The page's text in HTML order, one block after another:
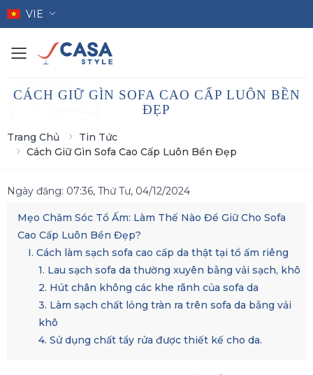
VIE
Toggle mobile menu
CÁCH GIỮ GÌN SOFA CAO CẤP LUÔN BỀN
ĐẸP
Trang Chủ
Tin Tức
Cách Giữ Gìn Sofa Cao Cấp Luôn Bền Đẹp
Ngày đăng: 07:36, Thứ Tư, 04/12/2024
Mẹo Chăm Sóc Tổ Ấm: Làm Thế Nào Để Giữ Cho Sofa
Cao Cấp Luôn Bền Đẹp?
I. Cách làm sạch sofa cao cấp da thật tại tổ ấm riêng
1. Lau sạch sofa da thường xuyên bằng vải sạch, khô
2. Hút chân không các khe rãnh của sofa da
3. Làm sạch chất lỏng tràn ra trên sofa da bằng vải
khô
4. Sử dụng chất tẩy rửa được thiết kế cho da.